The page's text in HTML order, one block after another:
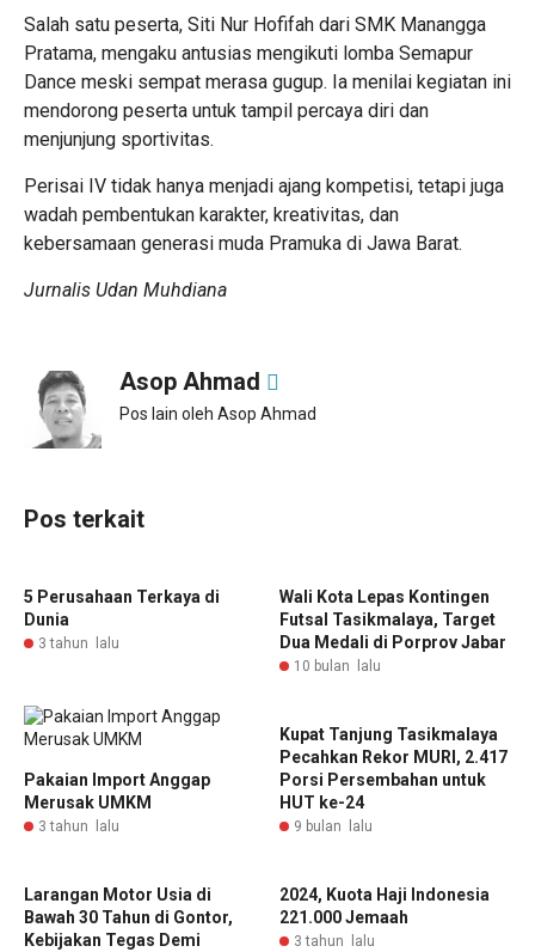
Salah satu peserta, Siti Nur Hofifah dari SMK Manangga
Pratama, mengaku antusias mengikuti lomba Semapur
Dance meski sempat merasa gugup. Ia menilai kegiatan ini
mendorong peserta untuk tampil percaya diri dan
menjunjung sportivitas.
Perisai IV tidak hanya menjadi ajang kompetisi, tetapi juga
wadah pembentukan karakter, kreativitas, dan
kebersamaan generasi muda Pramuka di Jawa Barat.
Jurnalis Udan Muhdiana
Asop Ahmad
Pos lain oleh Asop Ahmad
Pos terkait
5 Perusahaan Terkaya di
Dunia
3 tahun lalu
Wali Kota Lepas Kontingen
Futsal Tasikmalaya, Target
Dua Medali di Porprov Jabar
10 bulan lalu
Pakaian Import Anggap
Merusak UMKM
3 tahun lalu
Kupat Tanjung Tasikmalaya
Pecahkan Rekor MURI, 2.417
Porsi Persembahan untuk
HUT ke-24
9 bulan lalu
Larangan Motor Usia di
Bawah 30 Tahun di Gontor,
Kebijakan Tegas Demi
2024, Kuota Haji Indonesia
221.000 Jemaah
3 tahun lalu